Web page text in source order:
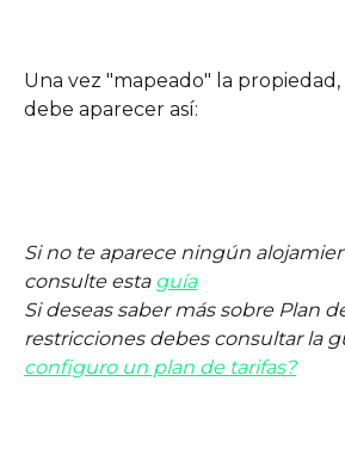
Una vez "mapeado" la
debe aparecer así:
Si no te aparece ningún
consulte esta guía
Si deseas saber más sobre Plan
restricciones debes consultar la
configuro un plan de tarifas?